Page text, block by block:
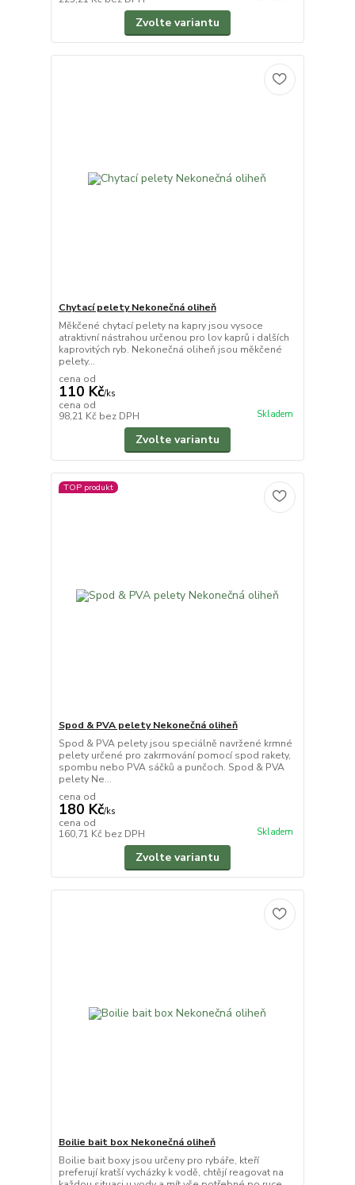
Zvolte variantu
Chytací pelety Nekonečná oliheň
Měkčené chytací pelety na kapry jsou vysoce
atraktivní nástrahou určenou pro lov kaprů i dalších
kaprovitých ryb. Nekonečná oliheň jsou měkčené
pelety...
cena od
110 Kč/ks
cena od
98,21 Kč bez DPH Skladem
Zvolte variantu
TOP produkt
Spod & PVA pelety Nekonečná oliheň
Spod & PVA pelety jsou speciálně navržené krmné
pelety určené pro zakrmování pomocí spod rakety,
spombu nebo PVA sáčků a punčoch. Spod & PVA
pelety Ne...
cena od
180 Kč/ks
cena od
160,71 Kč bez DPH Skladem
Zvolte variantu
Boilie bait box Nekonečná oliheň
Boilie bait boxy jsou určeny pro rybáře, kteří
preferují kratší vycházky k vodě, chtějí reagovat na